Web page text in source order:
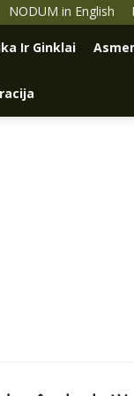
NODUM in English
Ir Ginklai